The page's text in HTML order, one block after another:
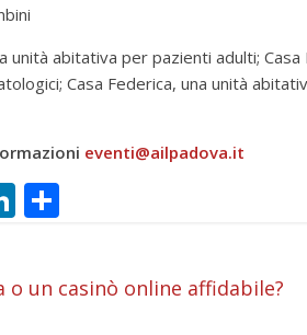
unità abitativa per pazienti adulti;
Casa Federica, una unità
eventi@ailpadova.it
Li
e di
o un casinò online affidabile?